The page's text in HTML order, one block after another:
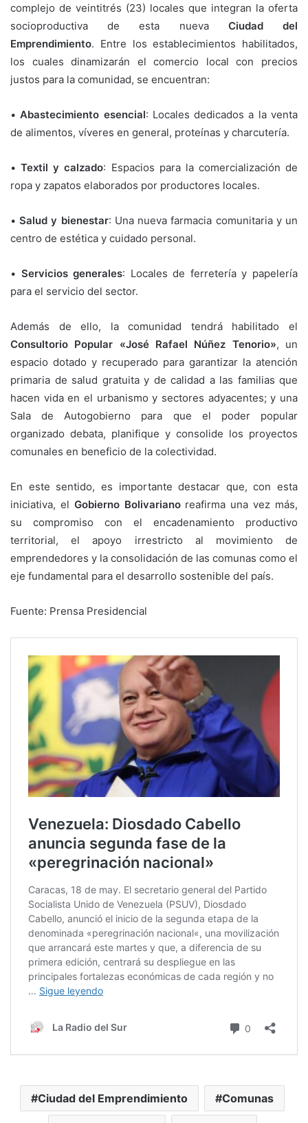
complejo de veintitrés (23) locales que integran la oferta
socioproductiva de esta nueva Ciudad del
Emprendimiento. Entre los establecimientos habilitados,
los cuales dinamizarán el comercio local con precios
justos para la comunidad, se encuentran:
•Abastecimiento esencial: Locales dedicados a la venta
de alimentos, víveres en general, proteínas y charcutería.
•Textil y calzado: Espacios para la comercialización de
ropa y zapatos elaborados por productores locales.
•Salud y bienestar: Una nueva farmacia comunitaria y un
centro de estética y cuidado personal.
• Servicios generales: Locales de ferretería y papelería
para el servicio del sector.
Además de ello, la comunidad tendrá habilitado el
Consultorio Popular «José Rafael Núñez Tenorio», un
espacio dotado y recuperado para garantizar la atención
primaria de salud gratuita y de calidad a las familias que
hacen vida en el urbanismo y sectores adyacentes; y una
Sala de Autogobierno para que el poder popular
organizado debata, planifique y consolide los proyectos
comunales en beneficio de la colectividad.
En este sentido, es importante destacar que, con esta
iniciativa, el Gobierno Bolivarianoreafirma una vez más,
su compromiso con el encadenamiento productivo
territorial, el apoyo irrestricto al movimiento de
emprendedores y la consolidación de las comunas como el
eje fundamental para el desarrollo sostenible del país.
Fuente: Prensa Presidencial
Ciudad del Emprendimiento Comunas